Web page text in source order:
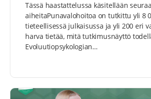
Tässä haastattelussa käsitellään
aiheitaPunavalohoitoa on tutkittu yli 8
tieteellisessä julkaisussa ja yli 200 eri
harva tietää, mitä tutkimusnäyttö
Evoluutiopsykologian…